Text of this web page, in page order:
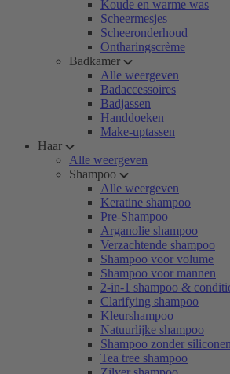
Koude en warme was
Scheermesjes
Scheeronderhoud
Ontharingscrème
Badkamer
Alle weergeven
Badaccessoires
Badjassen
Handdoeken
Make-uptassen
Haar
Alle weergeven
Shampoo
Alle weergeven
Keratine shampoo
Pre-Shampoo
Arganolie shampoo
Verzachtende shampoo
Shampoo voor volume
Shampoo voor mannen
2-in-1 shampoo &
Clarifying shampoo
Kleurshampoo
Natuurlijke shampoo
Shampoo zonder siliconen
Tea tree shampoo